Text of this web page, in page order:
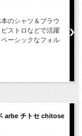
のシャツ＆ブラウ
ストロなどで活躍
ーシックなフォル
arbe チトセ chitose